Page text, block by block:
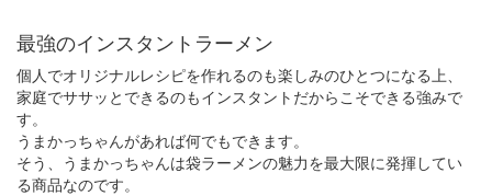
最強のインスタントラーメン
個人でオリジナルレシピを作れるのも楽しみのひとつになる上、
家庭でササッとできるのもインスタントだからこそできる強みで
す。
うまかっちゃんがあれば何でもできます。
そう、うまかっちゃんは袋ラーメンの魅力を最大限に発揮してい
る商品なのです。